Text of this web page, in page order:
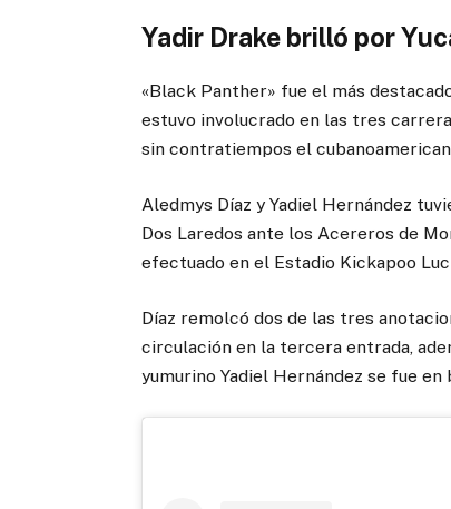
Yadir Drake brilló por
«Black Panther» fue el más
estuvo involucrado en las tres
sin contratiempos el
Aledmys Díaz y Yadiel Hernández
Dos Laredos ante los Acereros de
efectuado en el Estadio Kickapoo
Díaz remolcó dos de las tres
circulación en la tercera entrada,
yumurino Yadiel Hernández se fue